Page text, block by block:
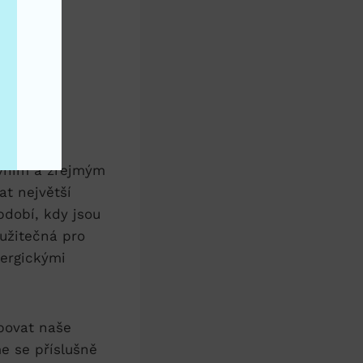
a zřejmým
největší
kdy jsou
pro
naše
se příslušně